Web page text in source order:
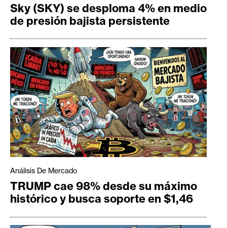
Sky (SKY) se desploma 4% en medio
de presión bajista persistente
Análisis De Mercado
TRUMP cae 98% desde su máximo
histórico y busca soporte en $1,46